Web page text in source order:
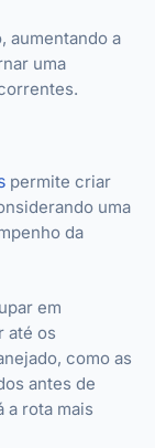
aumentando a
uma
permite criar
uma
da
em
até os
como as
antes de
a rota mais